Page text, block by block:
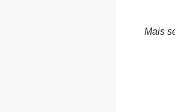
Mais